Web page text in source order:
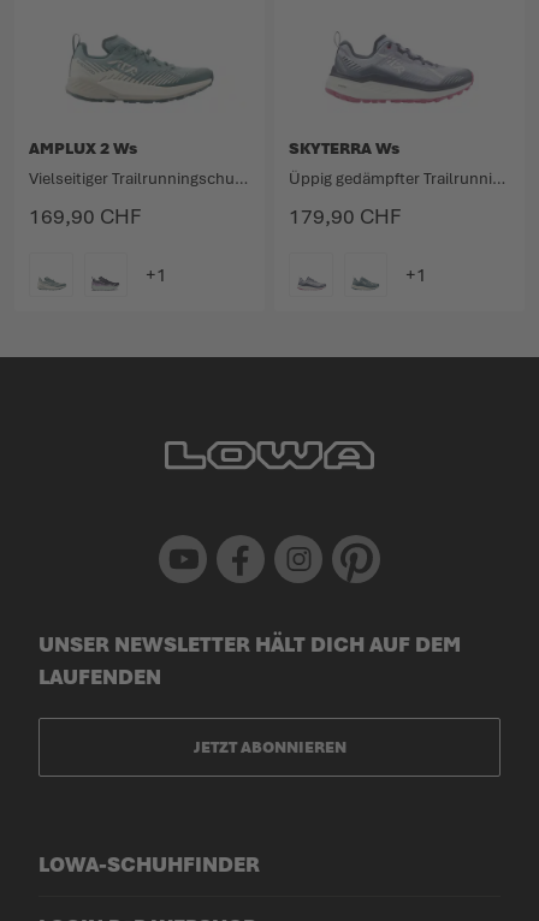
169,90 CHF
AMPLUX 2 Ws
Vielseitiger Trailrunningschuh mit zahlreichen Features.
179,90 CHF
SKYTERRA Ws
Üppig gedämpfter Trailrunningschuh für lange Distanzen.
Youtube Facebook Instagram Pinterest
LOWA-SCHUHFINDER
UNSER NEWSLETTER HÄLT DICH AUF DEM
LAUFENDEN
JETZT ABONNIEREN